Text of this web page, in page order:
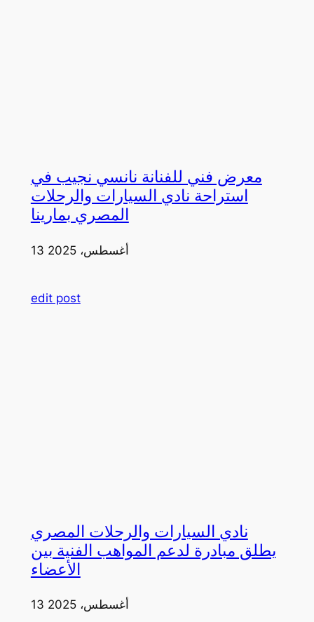
معرض فني للفنانة نانسي نجيب في
استراحة نادي السيارات والرحلات
المصري بمارينا
13 أغسطس، 2025
edit post
نادي السيارات والرحلات المصري
يطلق مبادرة لدعم المواهب الفنية بين
الأعضاء
13 أغسطس، 2025